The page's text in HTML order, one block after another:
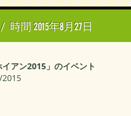
/ 時間 2015年8月27日
イアン2015」のイベント